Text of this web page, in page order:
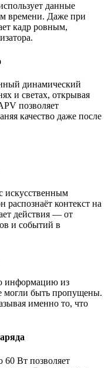
данные
времени. Даже при
кадр ровным,
динамический
и светах, открывая
позволяет
качество даже после
искусственным
контекст на
действия — от
и событий в
информацию из
могли быть пропущены.
именно то, что
60 Вт позволяет